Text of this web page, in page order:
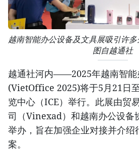
越南智能办公设备及文具展吸引许多
图自越通社
越通社河内——2025年越南智能
(VietOffice 2025)将于5月21日
览中心（ICE）举行。此展由贸
司（Vinexad）和越南办公设备
举办，旨在加强企业对接并介绍
案。